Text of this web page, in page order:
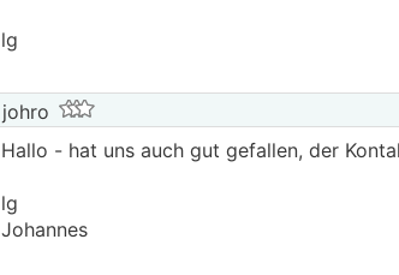
lg
johro
Hallo - hat uns auch gut gefallen, der
lg
Johannes